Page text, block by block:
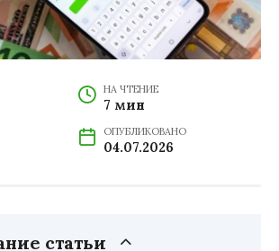
НА ЧТЕНИЕ
7 мин
ОПУБЛИКОВАНО
04.07.2026
статьи